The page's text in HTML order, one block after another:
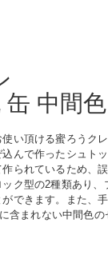
中間色
い頂ける蜜ろうク
んで作ったシュト
られているため、
ク型の2種類あり
できます。また、
含まれない中間色の